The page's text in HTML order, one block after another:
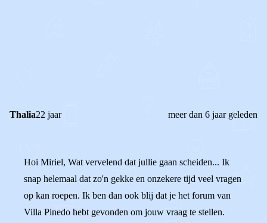
Thalia22 jaar meer dan 6 jaar geleden
Hoi Miriel, Wat vervelend dat jullie gaan scheiden... Ik
snap helemaal dat zo'n gekke en onzekere tijd veel vragen
op kan roepen. Ik ben dan ook blij dat je het forum van
Villa Pinedo hebt gevonden om jouw vraag te stellen.